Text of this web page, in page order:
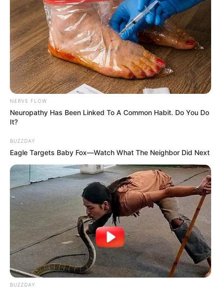
GNT ETAPE N°4 en cas de non partant
dans le Quinté
En cas de non partant de dernière minute ou peut-
être dans l’idée de venir pimenter les rapports dans
ce Tiercé Quarté Quinté voici notre « joker » et
certainement à belle cote pour la course du jour.
6 FRANKLIN PARK
SUPERENALOTTO N° CHANCE
NERVE FLOW
Neuropathy Has Been Linked To A Common Habit. Do You Do
It?
BUZZDAY
Eagle Targets Baby Fox—Watch What The Neighbor Did Next
BUZZDAY